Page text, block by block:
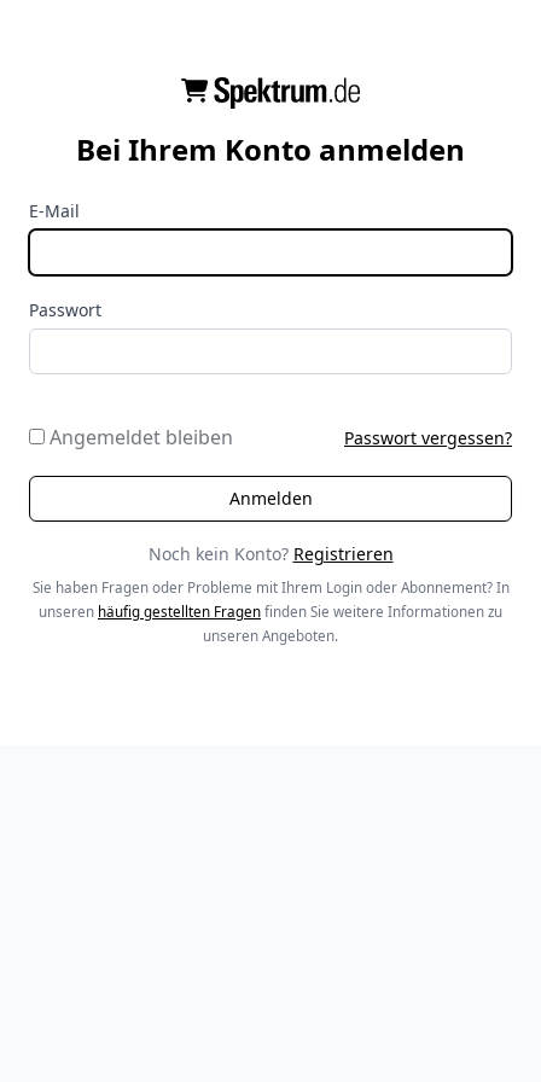
Bei Ihrem Konto anmelden
E-Mail
Passwort
Angemeldet bleiben Passwort vergessen?
Noch kein Konto? Registrieren
Sie haben Fragen oder Probleme mit Ihrem Login oder Abonnement? In
unseren häufig gestellten Fragen finden Sie weitere Informationen zu
unseren Angeboten.